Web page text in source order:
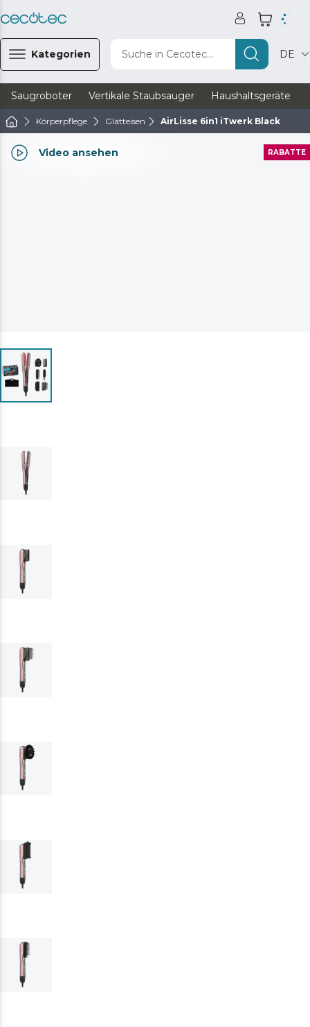
Kategorien Suche in Cecotec... DE
Saugroboter Vertikale Staubsauger Haushaltsgeräte
Körperpflege Glätteisen AirLisse 6in1 iTwerk Black
Video ansehen RABATTE